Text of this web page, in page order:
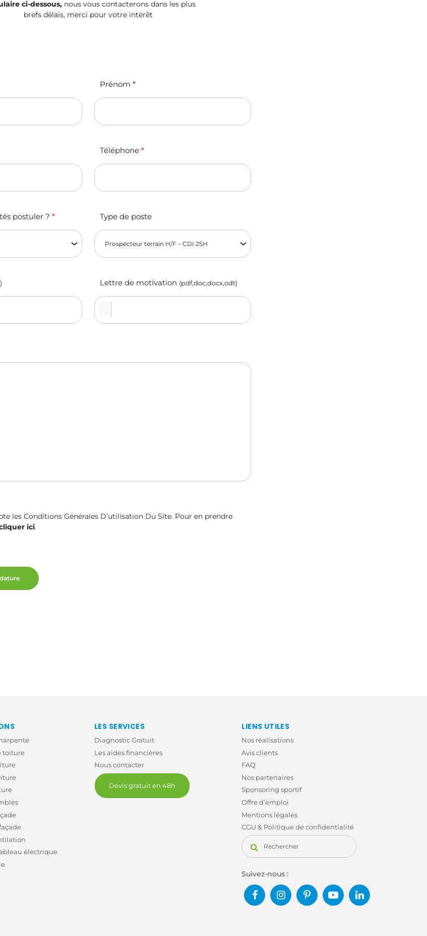
ci-dessous,nous vous contacterons dans les plus
brefs délais, merci pour votre intérêt
Prénom *
Téléphone *
postuler ?* Type de poste
Lettre de motivation (pdf,doc,docx,odt)
les Conditions Générales D’utilisation Du Site. Pour en prendre
ici.
toiture
électrique
LES SERVICES
Diagnostic Gratuit
Les aides financières
Nous contacter
Devis gratuit en 48h
LIENS UTILES
Nos réalisations
Avis clients
FAQ
Nos partenaires
Sponsoring sportif
Offre d’emploi
Mentions légales
CGU & Politique de confidentialité
Suivez-nous :